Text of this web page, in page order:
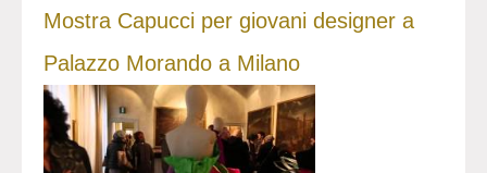
Mostra Capucci per giovani designer a
Palazzo Morando a Milano